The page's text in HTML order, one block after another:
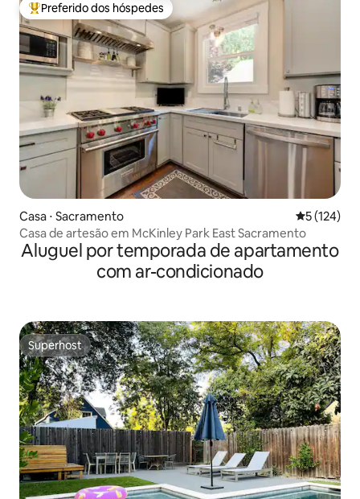
Entre os melhores preferidos dos hóspedes
Preferido dos hóspedes
Casa ⋅ Sacramento 5 de uma
5 (124)
Casa de artesão em McKinley Park East Sacramento
Aluguel por temporada de apartamento
com ar-condicionado
Superhost
Superhost